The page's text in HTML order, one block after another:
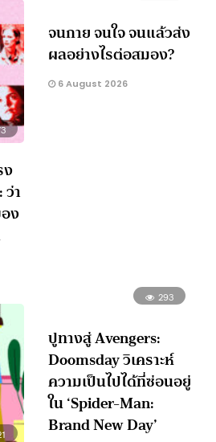
ว่า
ง
จนกาย จนใจ จนแล้วส่ง
ผลอย่างไรต่อสมอง?
6 August 2026
293
ปูทางสู่ Avengers:
Doomsday วิเคราะห์
ความเป็นไปได้ที่ซ่อนอยู่
ใน ‘Spider-Man:
Brand New Day’